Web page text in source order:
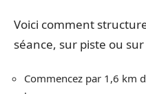
Voici comment
séance, sur piste ou
Commencez par 1,6 km